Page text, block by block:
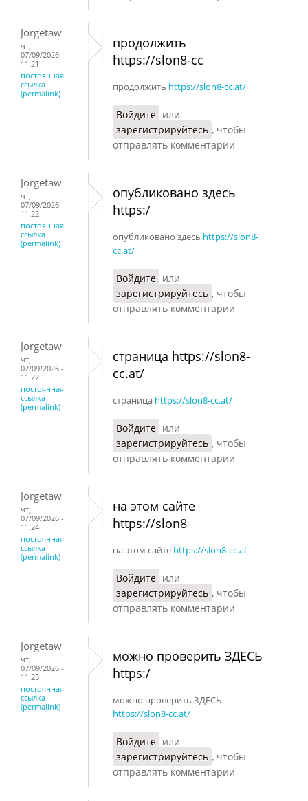
Jorgetaw
чт,
07/09/2026 -
11:21
постоянная
ссылка
(permalink)
продолжить
https://slon8-cc
продолжить https://slon8-cc.at/
Войдите или
зарегистрируйтесь , чтобы
отправлять комментарии
Jorgetaw
чт,
07/09/2026 -
11:22
постоянная
ссылка
(permalink)
опубликовано здесь
https:/
опубликовано здесь https://slon8-
cc.at/
Войдите или
зарегистрируйтесь , чтобы
отправлять комментарии
Jorgetaw
чт,
07/09/2026 -
11:22
постоянная
ссылка
(permalink)
страница https://slon8-
cc.at/
страница https://slon8-cc.at/
Войдите или
зарегистрируйтесь , чтобы
отправлять комментарии
Jorgetaw
чт,
07/09/2026 -
11:24
постоянная
ссылка
(permalink)
на этом сайте
https://slon8
на этом сайте https://slon8-cc.at
Войдите или
зарегистрируйтесь , чтобы
отправлять комментарии
Jorgetaw
чт,
07/09/2026 -
11:25
постоянная
ссылка
(permalink)
можно проверить ЗДЕСЬ
https:/
можно проверить ЗДЕСЬ
https://slon8-cc.at/
Войдите или
зарегистрируйтесь , чтобы
отправлять комментарии